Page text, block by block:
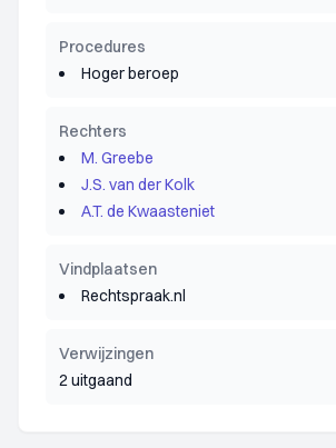
Procedures
Hoger beroep
Rechters
M. Greebe
J.S. van der Kolk
A.T. de Kwaasteniet
Vindplaatsen
Rechtspraak.nl
Verwijzingen
2 uitgaand